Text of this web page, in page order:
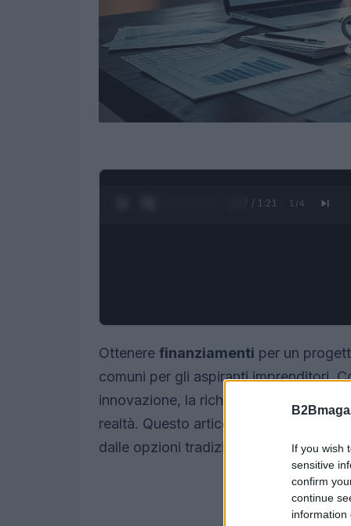
If you wish
sensitive
confirm
continue
information
0:28 / 1:21 1 /4
Ottenere finanziamenti per un
comuni per gli aspiranti imprenditori.
innovazione, la richiesta di capitale è
realtà. Questo articolo esamina i
dalle opzioni tradizionali a quelle più